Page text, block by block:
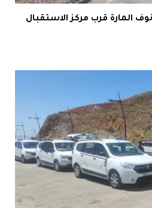
المارة قرب مركز الاستقبال